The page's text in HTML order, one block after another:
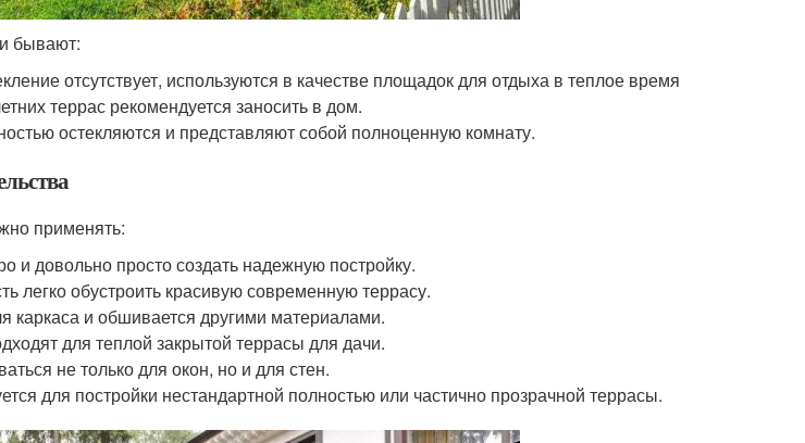
бывают:
отсутствует, используются в качестве площадок для отдыха в теплое время
террас рекомендуется заносить в дом.
остекляются и представляют собой полноценную комнату.
применять:
и довольно просто создать надежную постройку.
легко обустроить красивую современную террасу.
каркаса и обшивается другими материалами.
для теплой закрытой террасы для дачи.
не только для окон, но и для стен.
для постройки нестандартной полностью или частично прозрачной террасы.